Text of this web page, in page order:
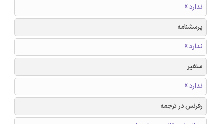
ندارد ☓
پرسشنامه
ندارد ☓
متغیر
ندارد ☓
رفرنس در ترجمه